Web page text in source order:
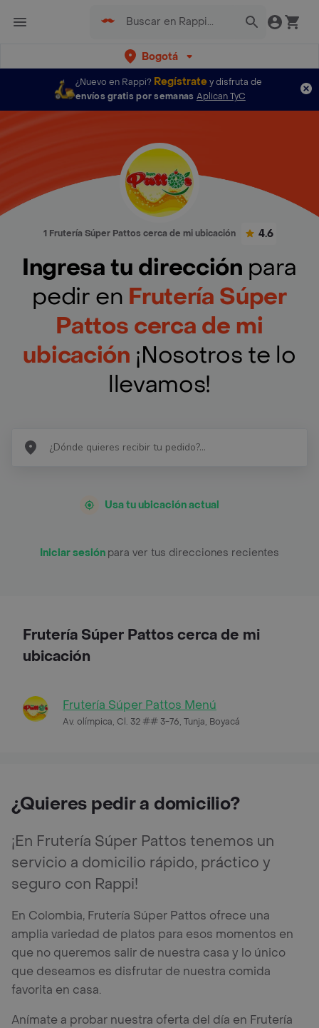
Bogotá
¿Nuevo en Rappi? Regístratey disfruta de
envíos gratis por semanas Aplican TyC
1 Frutería Súper Pattos cerca de mi ubicación 4.6
Ingresa tu dirección para
pedir en Frutería Súper
Pattos cerca de mi
ubicación ¡Nosotros te lo
llevamos!
Usa tu ubicación actual
Iniciar sesión para ver tus direcciones recientes
Frutería Súper Pattos cerca de mi
ubicación
Frutería Súper Pattos Menú
Av. olímpica, Cl. 32 ## 3-76, Tunja, Boyacá
¿Quieres pedir a domicilio?
¡En Frutería Súper Pattos tenemos un
servicio a domicilio rápido, práctico y
seguro con Rappi!
En Colombia, Frutería Súper Pattos ofrece una
amplia variedad de platos para esos momentos en
que no queremos salir de nuestra casa y lo único
que deseamos es disfrutar de nuestra comida
favorita en casa.
Anímate a probar nuestra oferta del día en Frutería